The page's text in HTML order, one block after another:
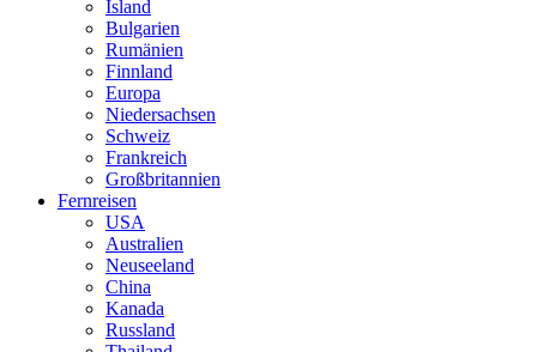
Island
Bulgarien
Rumänien
Finnland
Europa
Niedersachsen
Schweiz
Frankreich
Großbritannien
Fernreisen
USA
Australien
Neuseeland
China
Kanada
Russland